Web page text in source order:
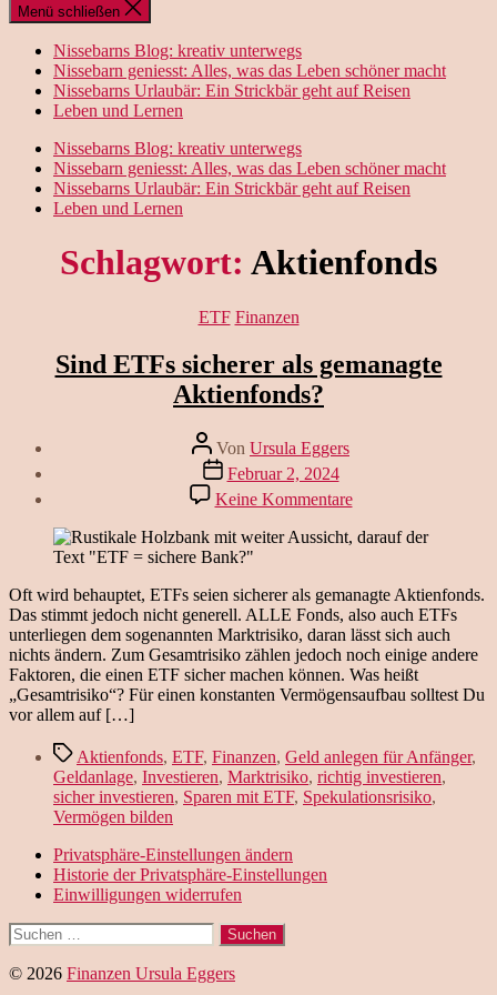
Menü schließen
Nissebarns Blog: kreativ unterwegs
Nissebarn geniesst: Alles, was das Leben schöner macht
Nissebarns Urlaubär: Ein Strickbär geht auf Reisen
Leben und Lernen
Nissebarns Blog: kreativ unterwegs
Nissebarn geniesst: Alles, was das Leben schöner macht
Nissebarns Urlaubär: Ein Strickbär geht auf Reisen
Leben und Lernen
Schlagwort: Aktienfonds
Kategorien
ETF Finanzen
Sind ETFs sicherer als gemanagte
Aktienfonds?
Beitragsautor
Von Ursula Eggers
Veröffentlichungsdatum
Februar 2, 2024
Keine Kommentarezu
Sind
ETFs
gemanagte
Aktienfonds?
Oft wird behauptet, ETFs seien sicherer als gemanagte Aktienfonds.
Das stimmt jedoch nicht generell. ALLE Fonds, also auch ETFs
unterliegen dem sogenannten Marktrisiko, daran lässt sich auch
nichts ändern. Zum Gesamtrisiko zählen jedoch noch einige andere
Faktoren, die einen ETF sicher machen können. Was heißt
„Gesamtrisiko“? Für einen konstanten Vermögensaufbau solltest Du
vor allem auf […]
Schlagwörter
Aktienfonds, ETF, Finanzen, Geld anlegen für Anfänger,
Geldanlage, Investieren, Marktrisiko, richtig investieren,
sicher investieren, Sparen mit ETF, Spekulationsrisiko,
Vermögen bilden
Privatsphäre-Einstellungen ändern
Historie der Privatsphäre-Einstellungen
Einwilligungen widerrufen
Suchen
nach:
© 2026 Finanzen Ursula Eggers